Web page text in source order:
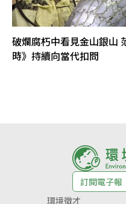
破爛腐朽中看見金山銀山
時》持續向當代扣問
訂閱電子報
環境徵才